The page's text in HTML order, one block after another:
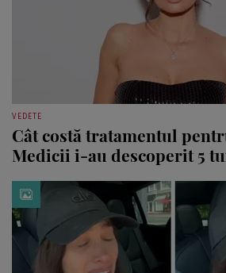
VEDETE
Cât costă tratamentul
Medicii i-au descoperit 5